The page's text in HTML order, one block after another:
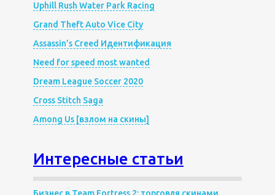
Uphill Rush Water Park Racing
Grand Theft Auto Vice City
Assassin’s Creed Идентификация
Need for speed most wanted
Dream League Soccer 2020
Cross Stitch Saga
Among Us [взлом на скины]
Интересные статьи